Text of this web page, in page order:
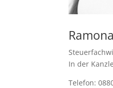
In der
Telefon: